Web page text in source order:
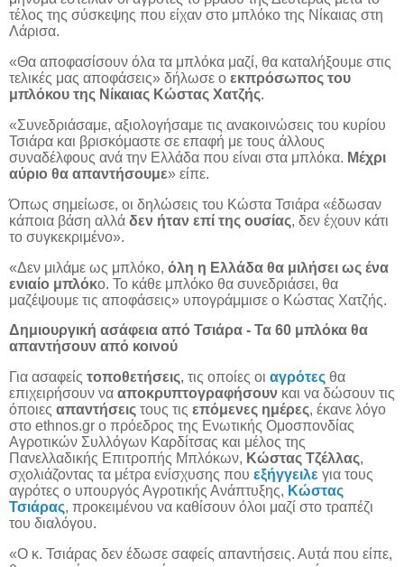
τέλος της σύσκεψης που είχαν στο μπλόκο της Νίκαιας στη
Λάρισα.
«Θα αποφασίσουν όλα τα μπλόκα μαζί, θα καταλήξουμε στις
τελικές μας αποφάσεις» δήλωσε ο εκπρόσωπος του
μπλόκου της Νίκαιας Κώστας Χατζής.
«Συνεδριάσαμε, αξιολογήσαμε τις ανακοινώσεις του κυρίου
Τσιάρα και βρισκόμαστε σε επαφή με τους άλλους
συναδέλφους ανά την Ελλάδα που είναι στα μπλόκα. Μέχρι
αύριο θα απαντήσουμε» είπε.
Όπως σημείωσε, οι δηλώσεις του Κώστα Τσιάρα «έδωσαν
κάποια βάση αλλά δεν ήταν επί της ουσίας, δεν έχουν κάτι
το συγκεκριμένο».
«Δεν μιλάμε ως μπλόκο, όλη η Ελλάδα θα μιλήσει ως ένα
ενιαίο μπλόκο. Το κάθε μπλόκο θα συνεδριάσει, θα
μαζέψουμε τις αποφάσεις» υπογράμμισε ο Κώστας Χατζής.
Δημιουργική ασάφεια από Τσιάρα - Τα 60 μπλόκα θα
απαντήσουν από κοινού
Για ασαφείς τοποθετήσεις, τις οποίες οι αγρότες θα
επιχειρήσουν να αποκρυπτογραφήσουν και να δώσουν τις
όποιες απαντήσεις τους τις επόμενες ημέρες, έκανε λόγο
στο ethnos.gr ο πρόεδρος της Ενωτικής Ομοσπονδίας
Αγροτικών Συλλόγων Καρδίτσας και μέλος της
Πανελλαδικής Επιτροπής Μπλόκων, Κώστας Τζέλλας,
σχολιάζοντας τα μέτρα ενίσχυσης που εξήγγειλε για τους
αγρότες ο υπουργός Αγροτικής Ανάπτυξης, Κώστας
Τσιάρας, προκειμένου να καθίσουν όλοι μαζί στο τραπέζι
του διαλόγου.
«Ο κ. Τσιάρας δεν έδωσε σαφείς απαντήσεις. Αυτά που είπε,